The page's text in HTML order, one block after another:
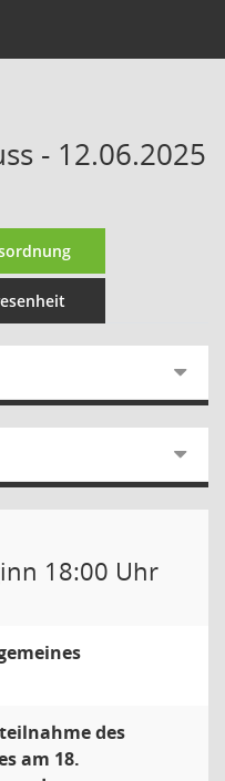
- 12.06.2025
18:00 Uhr
des
am 18.